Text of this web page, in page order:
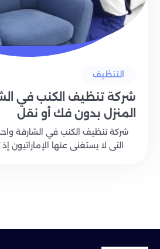
التنظيف
شركة تنظيف الكنب في
المنزل بدون فك أو نقل
شركة تنظيف الكنب في الشارقة
التى لا يستغنى عنها الإماراتيون